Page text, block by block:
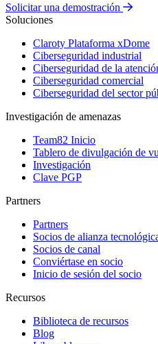
Solicitar una demostración
Soluciones
Claroty Plataforma xDome
Ciberseguridad industrial
Ciberseguridad de la
Ciberseguridad comercial
Ciberseguridad del sector
Investigación de amenazas
Team82 Inicio
Tablero de divulgación de
Investigación
Clave PGP
Partners
Partners
Socios de alianza
Socios de canal
Conviértase en socio
Inicio de sesión del socio
Recursos
Biblioteca de recursos
Blog